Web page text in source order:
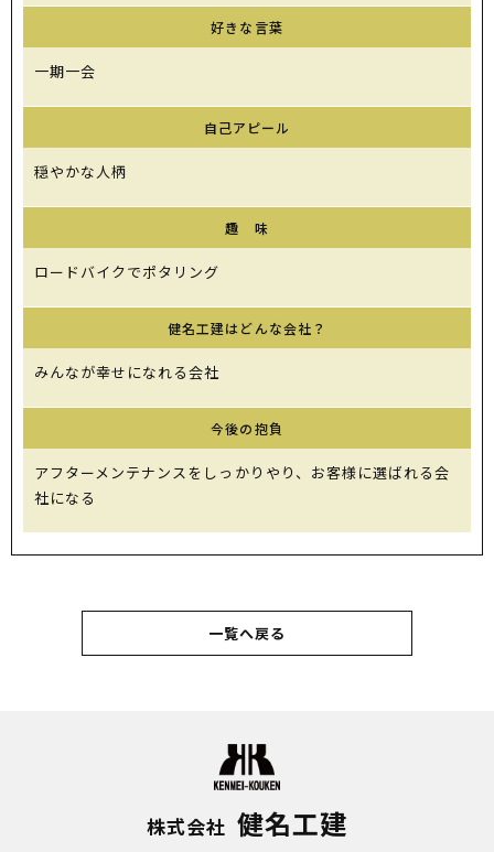
好きな言葉
一期一会
自己アピール
穏やかな人柄
趣 味
ロードバイクでポタリング
健名工建はどんな会社？
みんなが幸せになれる会社
今後の抱負
アフターメンテナンスをしっかりやり、お客様に選ばれる会
社になる
一覧へ戻る
株式会社 健名工建